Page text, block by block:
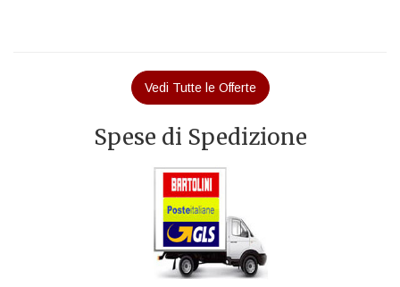
Vedi Tutte le Offerte
Spese di Spedizione